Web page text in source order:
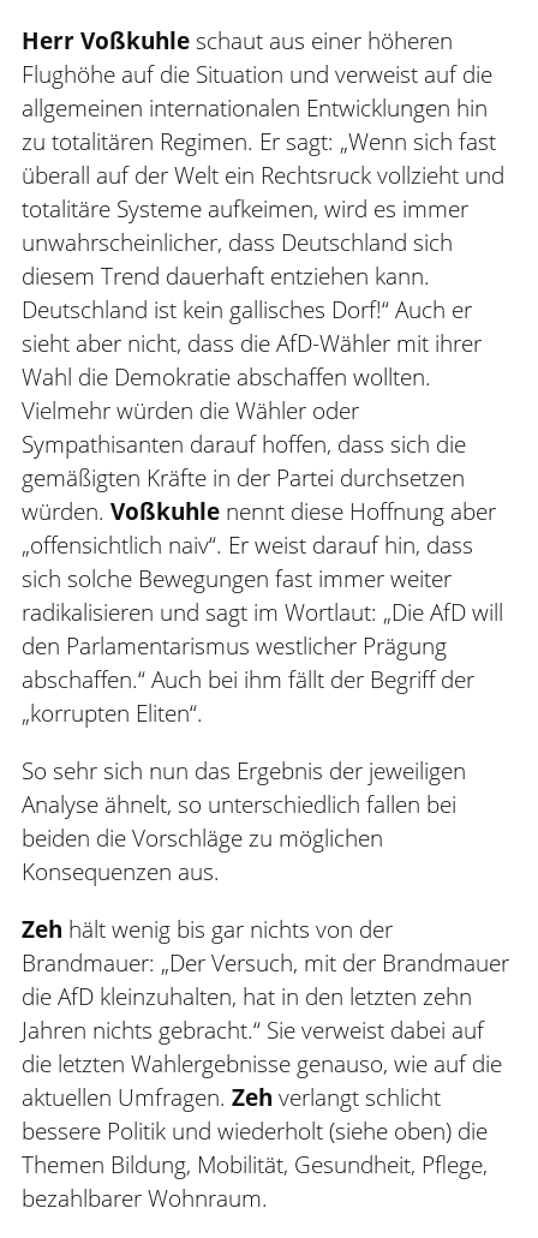
Herr Voßkuhleschaut aus einer höheren
Flughöhe auf die Situation und verweist auf die
allgemeinen internationalen Entwicklungen hin
zu totalitären Regimen. Er sagt: „Wenn sich fast
überall auf der Welt ein Rechtsruck vollzieht und
totalitäre Systeme aufkeimen, wird es immer
unwahrscheinlicher, dass Deutschland sich
diesem Trend dauerhaft entziehen kann.
Deutschland ist kein gallisches Dorf!“ Auch er
sieht aber nicht, dass die AfD-Wähler mit ihrer
Wahl die Demokratie abschaffen wollten.
Vielmehr würden die Wähler oder
Sympathisanten darauf hoffen, dass sich die
gemäßigten Kräfte in der Partei durchsetzen
würden. Voßkuhle nennt diese Hoffnung aber
„offensichtlich naiv“. Er weist darauf hin, dass
sich solche Bewegungen fast immer weiter
radikalisieren und sagt im Wortlaut: „Die AfD will
den Parlamentarismus westlicher Prägung
abschaffen.“ Auch bei ihm fällt der Begriff der
„korrupten Eliten“.
So sehr sich nun das Ergebnis der jeweiligen
Analyse ähnelt, so unterschiedlich fallen bei
beiden die Vorschläge zu möglichen
Konsequenzen aus.
Zeh hält wenig bis gar nichts von der
Brandmauer: „Der Versuch, mit der Brandmauer
die AfD kleinzuhalten, hat in den letzten zehn
Jahren nichts gebracht.“ Sie verweist dabei auf
die letzten Wahlergebnisse genauso, wie auf die
aktuellen Umfragen. Zeh verlangt schlicht
bessere Politik und wiederholt (siehe oben) die
Themen Bildung, Mobilität, Gesundheit, Pflege,
bezahlbarer Wohnraum.